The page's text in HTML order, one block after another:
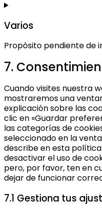
Consent
service
google-
Varios
Propósito pendiente de
Consent
service
varios
7.
Cuando visites nuestra
mostraremos una
explicación sobre las
clic en «Guardar
las categorías de
seleccionado en la
describe en esta política
desactivar el uso de
pero, por favor, ten en
dejar de funcionar
7.1 Gestiona tus